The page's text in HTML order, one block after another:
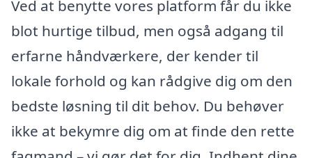
Ved at benytte vores platform får du ikke
blot hurtige tilbud, men også adgang til
erfarne håndværkere, der kender til
lokale forhold og kan rådgive dig om den
bedste løsning til dit behov. Du behøver
ikke at bekymre dig om at finde den rette